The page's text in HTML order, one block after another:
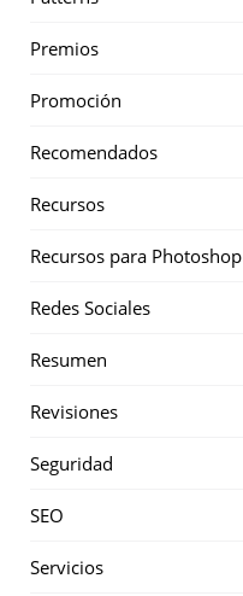
Premios
Promoción
Recomendados
Recursos
Recursos para Photoshop
Redes Sociales
Resumen
Revisiones
Seguridad
SEO
Servicios